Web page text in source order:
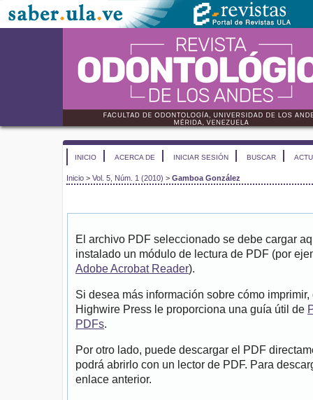
INICIO ACERCA DE INICIAR SESIÓN BUSCAR
Inicio > Vol. 5, Núm. 1 (2010) > Gamboa González
El archivo PDF seleccionado se debe cargar
instalado un módulo de lectura de PDF (por
Adobe Acrobat Reader).
Si desea más información sobre cómo
Highwire Press le proporciona una guía útil de
PDFs.
Por otro lado, puede descargar el PDF
podrá abrirlo con un lector de PDF. Para
enlace anterior.